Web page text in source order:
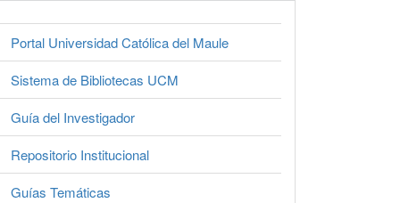
Portal Universidad Católica del Maule
Sistema de Bibliotecas UCM
Guía del Investigador
Repositorio Institucional
Guías Temáticas